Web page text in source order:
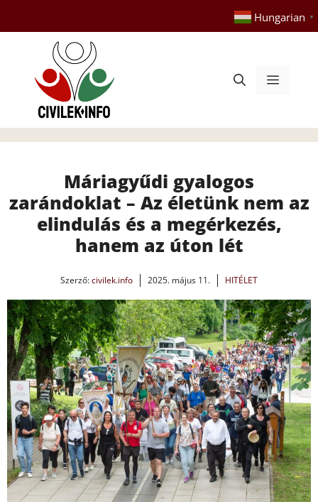
tartalomba
Hungarian ▼
Menü
Máriagyűdi gyalogos
zarándoklat – Az életünk nem az
elindulás és a megérkezés,
hanem az úton lét
Szerző:civilek.info 2025. május 11. HITÉLET